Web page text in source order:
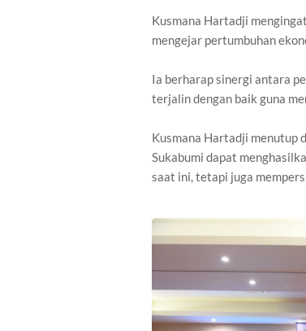
Kusmana Hartadji
mengejar pertumbuhan
Ia berharap sinergi antara
terjalin dengan baik guna
Kusmana Hartadji menutup
Sukabumi dapat
saat ini, tetapi juga